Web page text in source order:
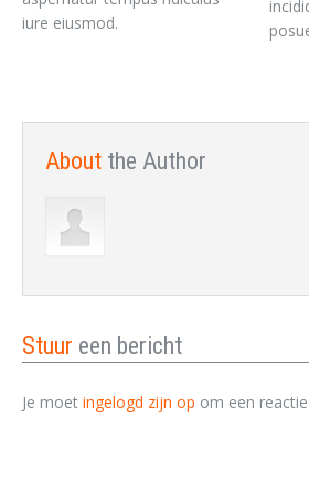
iure eiusmod.
About the Author
Stuur een bericht
Je moet ingelogd zijn op om een